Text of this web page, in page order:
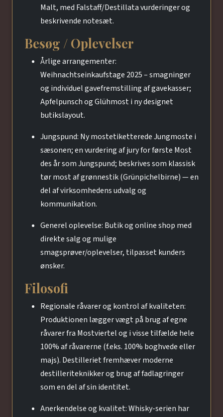
Malt, med Falstaff/Destillata vurderinger og
beskrivende notesæt.
Besøg / Oplevelser
Årlige arrangementer:
Weihnachtseinkaufstage 2025 – smagninger
og individuel gavefremstilling af gavekasser;
Apfelpunsch og Glühmost i ny designet
butikslayout.
Jungspund: Ny mostetiketterede Jungmoste i
sæsonen; en vurdering af jury for første Most
des år som Jungspund; beskrives som klassisk
tør most af grønnestik (Grünpichelbirne) — en
del af virksomhedens udvalg og
kommunikation.
Generel oplevelse: Butik og online shop med
direkte salg og mulige
smagsprøver/oplevelser, tilpasset kunders
ønsker.
Filosofi
Regionale råvarer og kontrol af kvaliteten:
Produktionen lægger vægt på brug af egne
råvarer fra Mostviertel og i visse tilfælde hele
100% af råvarerne (f.eks. 100% boghvede eller
majs). Destilleriet fremhæver moderne
destilleriteknikker og brug af fadlagringer
som en del af sin identitet.
Anerkendelse og kvalitet: Whisky-serien har